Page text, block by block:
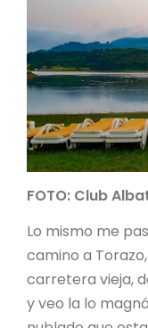
FOTO: Club
Lo mismo me
camino a
carretera vieja,
y veo la lo